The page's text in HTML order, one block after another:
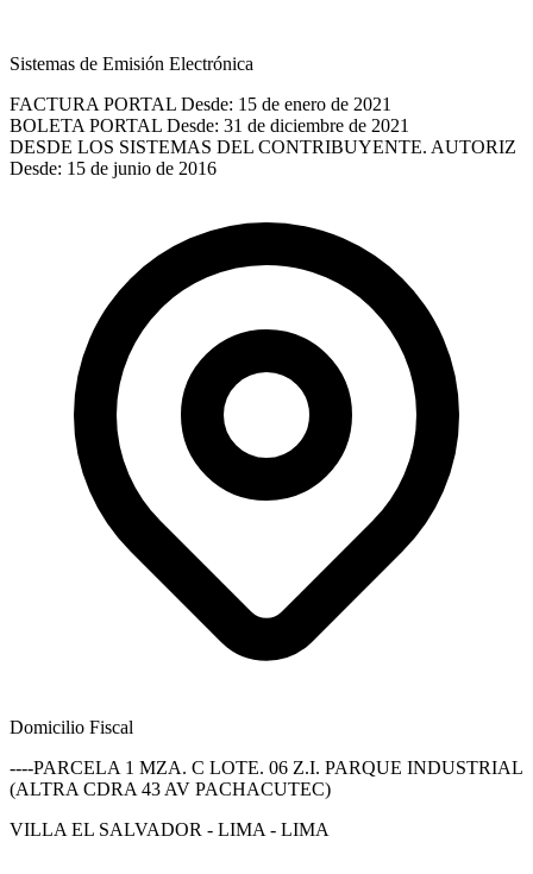
Sistemas de Emisión Electrónica
FACTURA PORTAL Desde: 15 de enero de 2021
BOLETA PORTAL Desde: 31 de diciembre de 2021
DESDE LOS SISTEMAS DEL CONTRIBUYENTE. AUTORIZ
Desde: 15 de junio de 2016
Domicilio Fiscal
----PARCELA 1 MZA. C LOTE. 06 Z.I. PARQUE INDUSTRIAL
(ALTRA CDRA 43 AV PACHACUTEC)
VILLA EL SALVADOR - LIMA - LIMA